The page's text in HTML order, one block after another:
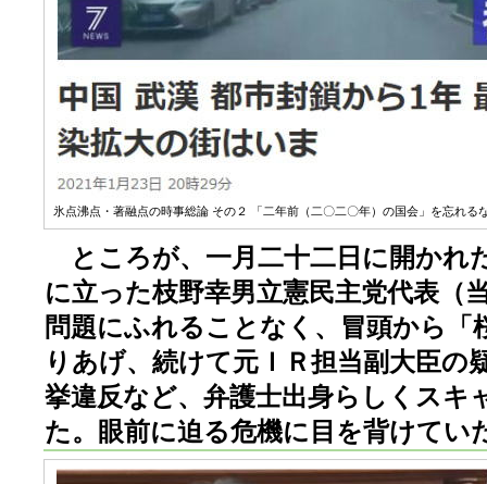
氷点沸点・著融点の時事総論 その２ 「二年前（二〇二〇年）の国会」を忘れる
ところが、一月二十二日に開かれ
に立った枝野幸男立憲民主党代表（
問題にふれることなく、冒頭から「
りあげ、続けて元ＩＲ担当副大臣の
挙違反など、弁護士出身らしくスキ
た。眼前に迫る危機に目を背けてい